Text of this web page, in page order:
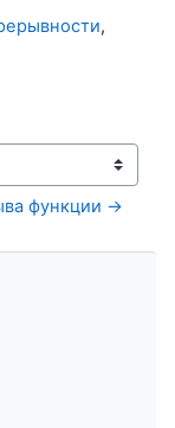
,
функции →